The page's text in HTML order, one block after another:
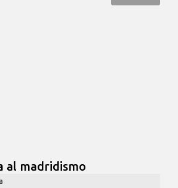
al madridismo